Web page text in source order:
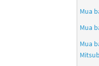
Mua
Mua
Mua